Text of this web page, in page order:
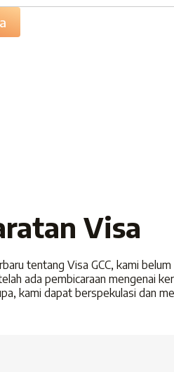
Visa
tentang Visa GCC, kami
ada pembicaraan mengenai
kami dapat berspekulasi dan